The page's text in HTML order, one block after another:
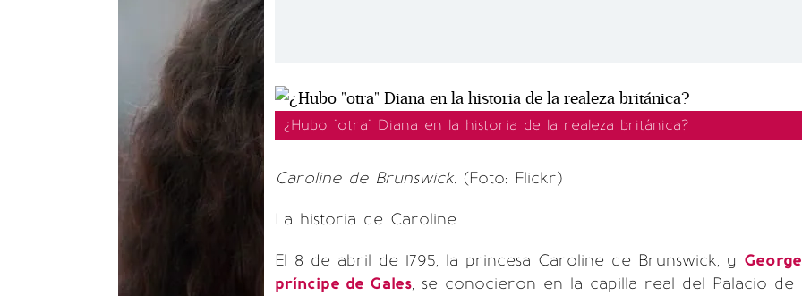
¿Hubo "otra" Diana en la historia de la realeza británica?
Caroline de Brunswick. (Foto: Flickr)
La historia de Caroline
El 8 de abril de 1795, la princesa Caroline de Brunswick, y
príncipe de Gales, se conocieron en la capilla real del Palacio de